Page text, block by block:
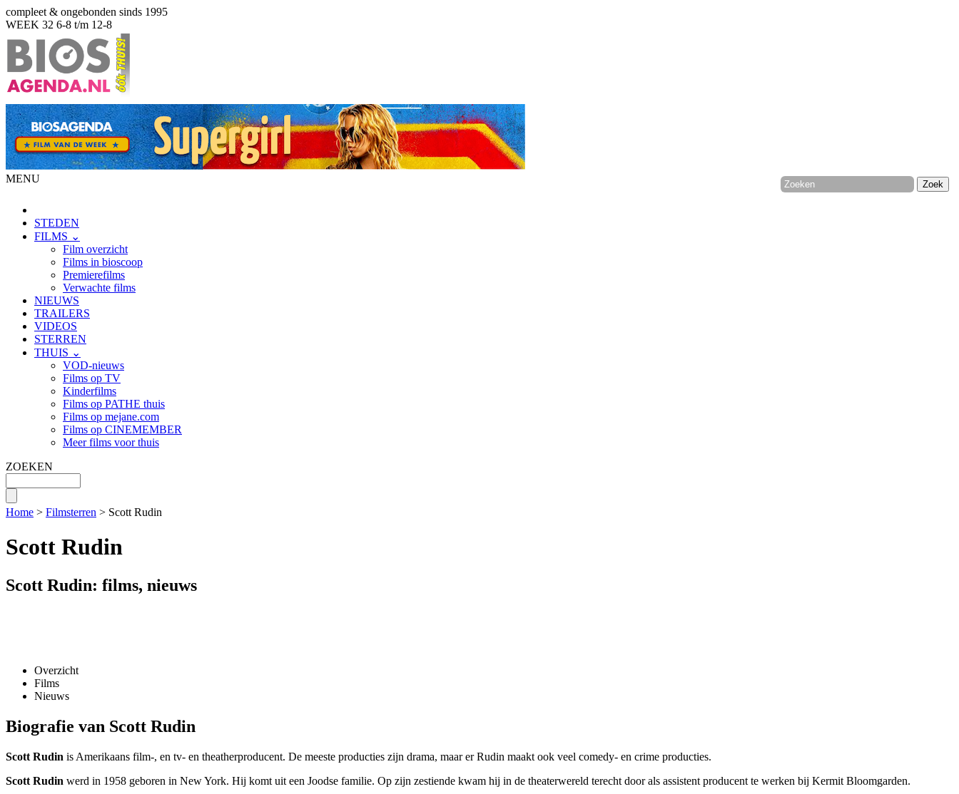
compleet & ongebonden sinds 1995
WEEK 32 6-8 t/m 12-8
MENU
STEDEN
FILMS ⌄
Film overzicht
Films in bioscoop
Premierefilms
Verwachte films
NIEUWS
TRAILERS
VIDEOS
STERREN
THUIS ⌄
VOD-nieuws
Films op TV
Kinderfilms
Films op PATHE thuis
Films op mejane.com
Films op CINEMEMBER
Meer films voor thuis
ZOEKEN
Home > Filmsterren > Scott Rudin
Scott Rudin
Scott Rudin: films, nieuws
Overzicht
Films
Nieuws
Biografie van Scott Rudin
Scott Rudin is Amerikaans film-, en tv- en theatherproducent. De meeste producties zijn drama, maar er Rudin maakt ook veel comedy- en crime producties.
Scott Rudin werd in 1958 geboren in New York. Hij komt uit een Joodse familie. Op zijn zestiende kwam hij in de theaterwereld terecht door als assistent producent te werken bij Kermit Bloomgarden.